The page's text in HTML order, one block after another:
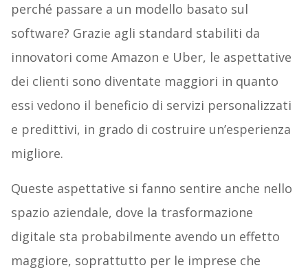
perché passare a un modello basato sul
software? Grazie agli standard stabiliti da
innovatori come Amazon e Uber, le aspettative
dei clienti sono diventate maggiori in quanto
essi vedono il beneficio di servizi personalizzati
e predittivi, in grado di costruire un’esperienza
migliore.
Queste aspettative si fanno sentire anche nello
spazio aziendale, dove la trasformazione
digitale sta probabilmente avendo un effetto
maggiore, soprattutto per le imprese che